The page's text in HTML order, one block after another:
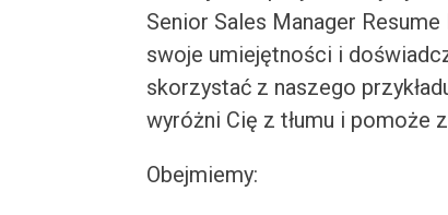
Senior Sales Manager
swoje umiejętności i
skorzystać z naszego
wyróżni Cię z tłumu i pomoże
Obejmiemy: